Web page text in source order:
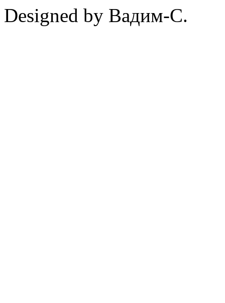
Designed by Вадим-С.